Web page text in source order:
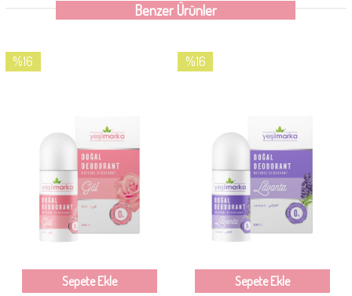
Benzer Ürünler
Sepete Ekle
%16
Sepete Ekle
%16